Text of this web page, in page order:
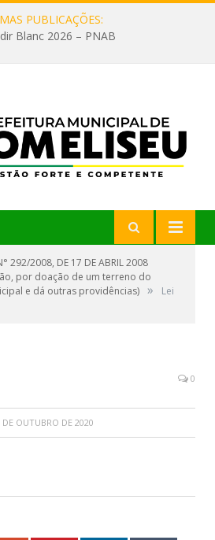
PUBLICAÇÕES:
Blanc 2026 – PNAB
292/2008, DE 17 DE ABRIL 2008
por doação de um terreno do
e dá outras providências) »
Lei
0
DE OUTUBRO DE 2020